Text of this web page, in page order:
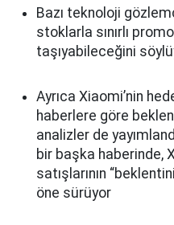
Bazı teknoloji
stoklarla sınırlı
taşıyabileceğini
Ayrıca Xiaomi’nin
haberlere göre
analizler de
bir başka haberinde,
satışlarının
öne sürüyor